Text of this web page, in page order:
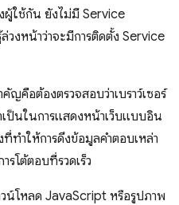
ผู้ใช้กัน ยังไม่มี Service
วงหน้าว่าจะมีการติดตั้ง Service
คือต้องตรวจสอบว่าเบราว์เซอร์
ป็นในการแสดงหน้าเว็บแบบอิน
ทําให้การดึงข้อมูลคำตอบเหล่า
โต้ตอบที่รวดเร็ว
วน์โหลด JavaScript หรือรูปภาพ